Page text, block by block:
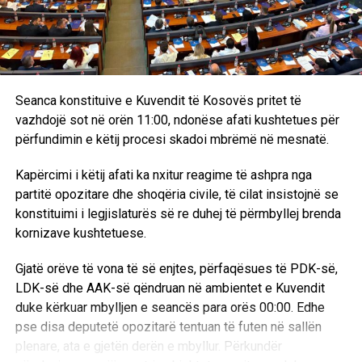
brenda në shtëpi, vlerësoi dr. Gjergji.
8 gusht 1995
Dhuna e përditshme në Kosovë
Hani i Elezit: –Më 4 gusht, në orët e pasditës, policia
serbe thirri për herë të tretë, Hakik Qajanin me pretekst të
armës.
tij, Mejdiu.
Po këtë ditë, me të njëjtin pretekst, në pyetje u mor edhe
Ramadan Thaçi.
Seanca konstituive e Kuvendit të Kosovës pritet të
vazhdojë sot në orën 11:00, ndonëse afati kushtetues për
përfundimin e këtij procesi skadoi mbrëmë në mesnatë.
Kapërcimi i këtij afati ka nxitur reagime të ashpra nga
partitë opozitare dhe shoqëria civile, të cilat insistojnë se
konstituimi i legjislaturës së re duhej të përmbyllej brenda
kornizave kushtetuese.
Gjatë orëve të vona të së enjtes, përfaqësues të PDK-së,
LDK-së dhe AAK-së qëndruan në ambientet e Kuvendit
duke kërkuar mbylljen e seancës para orës 00:00. Edhe
pse disa deputetë opozitarë tentuan të futen në sallën
plenare, ata e gjetën derën e mbyllur. Përkundër